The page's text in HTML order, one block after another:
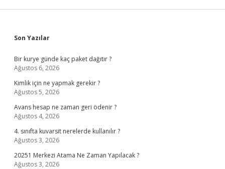
Sidebar
Son Yazılar
Bir kurye günde kaç paket dağıtır ?
Ağustos 6, 2026
Kimlik için ne yapmak gerekir ?
Ağustos 5, 2026
Avans hesap ne zaman geri ödenir ?
Ağustos 4, 2026
4. sınıfta kuvarsit nerelerde kullanılır ?
Ağustos 3, 2026
20251 Merkezi Atama Ne Zaman Yapılacak ?
Ağustos 3, 2026